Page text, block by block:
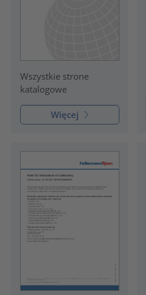
Wszystkie strone
katalogowe
Więcej